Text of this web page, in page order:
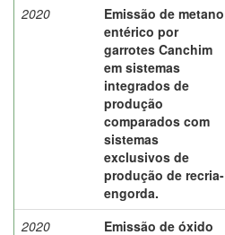
2020
Emissão de metano
entérico por
garrotes Canchim
em sistemas
integrados de
produção
comparados com
sistemas
exclusivos de
produção de recria-
engorda.
2020
Emissão de óxido